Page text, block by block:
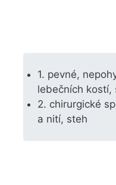
1. pevné,
lebečních kostí,
2. chirurgické
a nití, steh